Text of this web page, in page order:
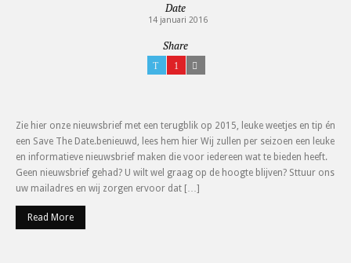
Date
14 januari 2016
Share
Zie hier onze nieuwsbrief met een terugblik op 2015, leuke weetjes en tip én
een Save The Date.benieuwd, lees hem hier Wij zullen per seizoen een leuke
en informatieve nieuwsbrief maken die voor iedereen wat te bieden heeft.
Geen nieuwsbrief gehad? U wilt wel graag op de hoogte blijven? Sttuur ons
uw mailadres en wij zorgen ervoor dat […]
Read More